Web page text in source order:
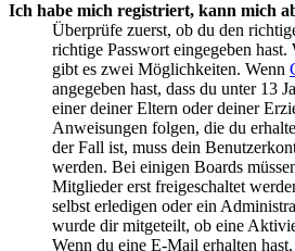
Ich habe mich registriert, kann mich
Überprüfe zuerst, ob du den
richtige Passwort eingegeben hast.
gibt es zwei Möglichkeiten. Wenn
angegeben hast, dass du unter 13
einer deiner Eltern oder deiner
Anweisungen folgen, die du
der Fall ist, muss dein
werden. Bei einigen Boards
Mitglieder erst freigeschaltet
selbst erledigen oder ein
wurde dir mitgeteilt, ob eine
Wenn du eine E-Mail erhalten